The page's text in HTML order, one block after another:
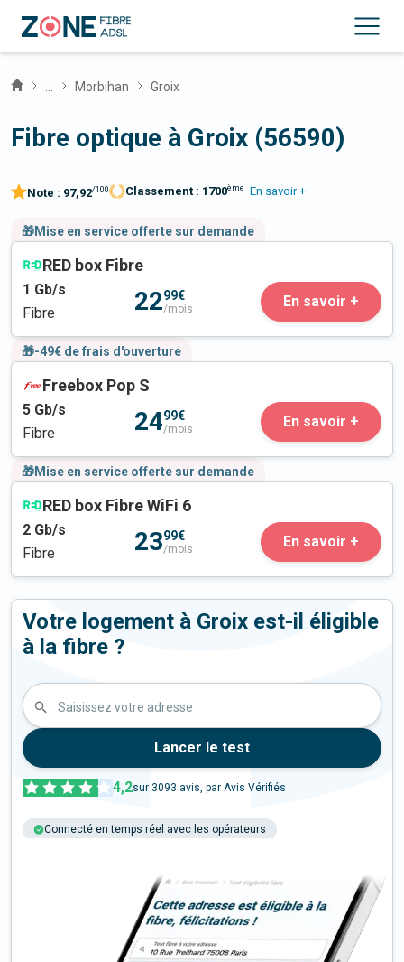
Morbihan Groix
Fibre optique à Groix (56590)
Note : 97,92/100 Classement : 1700ème En savoir +
🎁Mise en service offerte sur demande
RED box Fibre
1 Gb/s
Fibre
2299€
/mois En savoir +
🎁-49€ de frais d'ouverture
Freebox Pop S
5 Gb/s
Fibre
2499€
/mois En savoir +
🎁Mise en service offerte sur demande
RED box Fibre WiFi 6
2 Gb/s
Fibre
2399€
/mois En savoir +
Votre logement à Groix est-il éligible
à la fibre ?
Saisissez votre adresse
Lancer le test
4,2sur 3093 avis, par Avis Vérifiés
Connecté en temps réel avec les opérateurs